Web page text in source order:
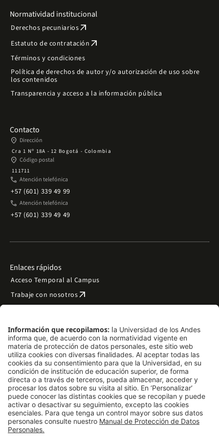
Normatividad institucional
Derechos pecuniariosarrow_outward
Estatuto de contratación arrow_outward
Términos y condiciones
Política de derechos de autor y/o autorización de uso sobre
los contenidos
Transparencia y acceso a la información pública
Contacto
place Dirección
Cra 1 Nº 18A - 12 Bogotá - Colombia
place Código postal
111711
phone Atención telefónica
+57 (601) 339 49 99
phone Atención telefónica
+57 (601) 339 49 49
Enlaces rápidos
Acceso Temporal al Campus
Trabaje con nosotrosarrow_outward
Preguntas frecuentes
Filantropía y donacionesarrow_outward
Mapa del sitio arrow_outward
Síguenos
LinkedIn
Instagram
Facebook